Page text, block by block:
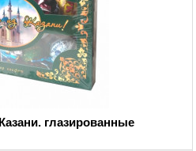
глазированные